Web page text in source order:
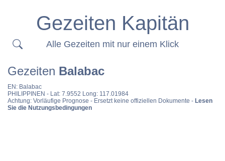
Gezeiten Kapitän
Alle Gezeiten mit nur einem Klick
Gezeiten Balabac
EN: Balabac
PHILIPPINEN - Lat: 7.9552 Long: 117.01984
Achtung: Vorläufige Prognose - Ersetzt keine offiziellen Dokumente - Lesen
Sie die Nutzungsbedingungen